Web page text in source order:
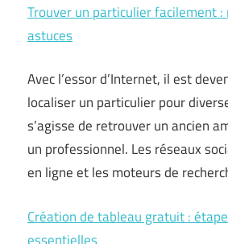
Trouver un particulier facilement
astuces
Avec l’essor d’Internet, il est
localiser un particulier pour
s’agisse de retrouver un ancien
un professionnel. Les réseaux
en ligne et les moteurs de
Création de tableau gratuit :
essentielles